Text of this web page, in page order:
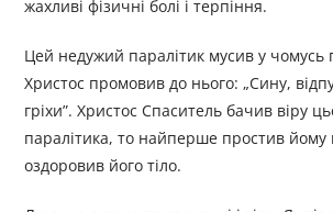
жахливі фізичні болі і терпіння.
Цей недужий паралітик мусив у чомусь
Христос промовив до нього: „Сину,
гріхи”. Христос Спаситель бачив віру
паралітика, то найперше простив йому
оздоровив його тіло.